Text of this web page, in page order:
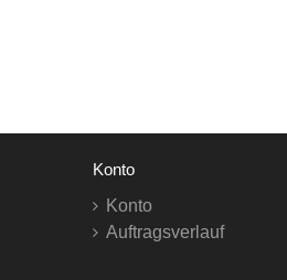
Konto
Konto
Auftragsverlauf